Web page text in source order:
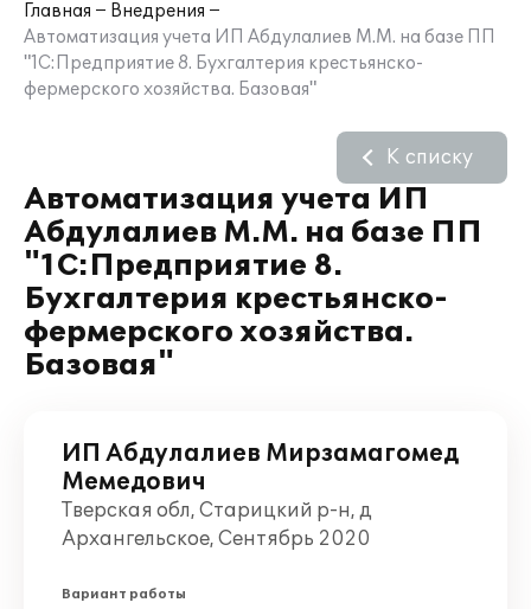
Главная
Внедрения
Автоматизация учета ИП Абдулалиев М.М. на базе ПП
"1С:Предприятие 8. Бухгалтерия крестьянско-
фермерского хозяйства. Базовая"
Автоматизация учета ИП
Абдулалиев М.М. на базе ПП
"1С:Предприятие 8.
Бухгалтерия крестьянско-
фермерского хозяйства.
Базовая"
К списку
ИП Абдулалиев Мирзамагомед
Мемедович
Тверская обл, Старицкий р-н, д
Архангельское, Сентябрь 2020
Вариант работы